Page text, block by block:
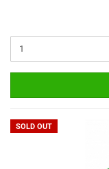
SOLD OUT